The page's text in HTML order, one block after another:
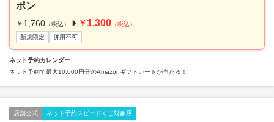
ポン
￥ 1,760 （税込） ￥1,300 （税込）
新規限定
併用不可
ネット予約カレンダー
ネット予約で最大10,000円分のAmazonギフトカードが当たる！
店舗公式 ネット予約スピードくじ対象店